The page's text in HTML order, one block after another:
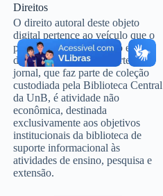
Direitos
O direito autoral deste objeto
digital pertence ao veículo que o
publicou. A digitalização e
disponibilização do recorte de
jornal, que faz parte de coleção
custodiada pela Biblioteca Central
da UnB, é atividade não
econômica, destinada
exclusivamente aos objetivos
institucionais da biblioteca de
suporte informacional às
atividades de ensino, pesquisa e
extensão.